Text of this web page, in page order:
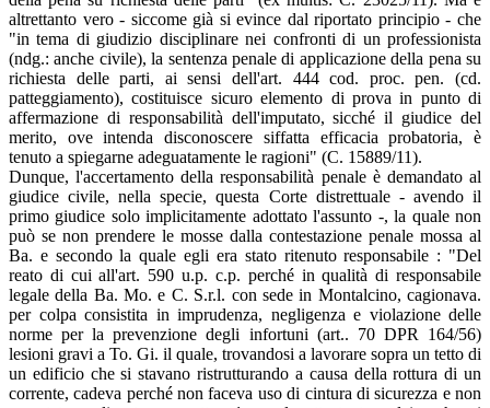
altrettanto vero - siccome già si evince dal riportato principio - che
"in tema di giudizio disciplinare nei confronti di un professionista
(ndg.: anche civile), la sentenza penale di applicazione della pena su
richiesta delle parti, ai sensi dell'art. 444 cod. proc. pen. (cd.
patteggiamento), costituisce sicuro elemento di prova in punto di
affermazione di responsabilità dell'imputato, sicché il giudice del
merito, ove intenda disconoscere siffatta efficacia probatoria, è
tenuto a spiegarne adeguatamente le ragioni" (C. 15889/11).
Dunque, l'accertamento della responsabilità penale è demandato al
giudice civile, nella specie, questa Corte distrettuale - avendo il
primo giudice solo implicitamente adottato l'assunto -, la quale non
può se non prendere le mosse dalla contestazione penale mossa al
Ba. e secondo la quale egli era stato ritenuto responsabile : "Del
reato di cui all'art. 590 u.p. c.p. perché in qualità di responsabile
legale della Ba. Mo. e C. S.r.l. con sede in Montalcino, cagionava.
per colpa consistita in imprudenza, negligenza e violazione delle
norme per la prevenzione degli infortuni (art.. 70 DPR 164/56)
lesioni gravi a To. Gi. il quale, trovandosi a lavorare sopra un tetto di
un edificio che si stavano ristrutturando a causa della rottura di un
corrente, cadeva perché non faceva uso di cintura di sicurezza e non